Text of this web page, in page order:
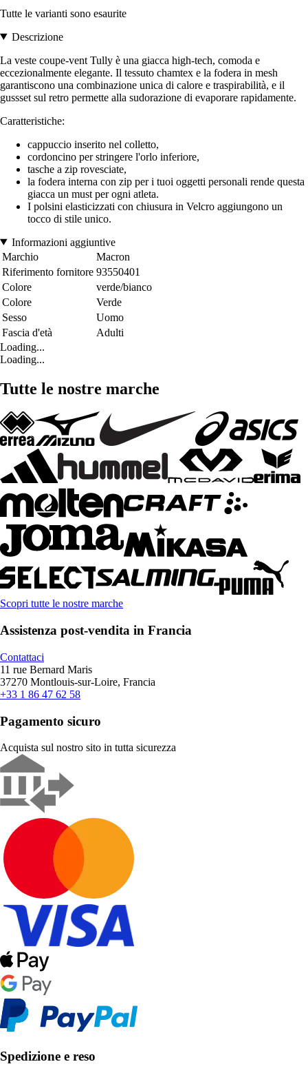
Tutte le varianti sono esaurite
Descrizione
La veste coupe-vent Tully è una giacca high-tech, comoda e
eccezionalmente elegante. Il tessuto chamtex e la fodera in mesh
garantiscono una combinazione unica di calore e traspirabilità, e il
gussset sul retro permette alla sudorazione di evaporare rapidamente.
Caratteristiche:
cappuccio inserito nel colletto,
cordoncino per stringere l'orlo inferiore,
tasche a zip rovesciate,
la fodera interna con zip per i tuoi oggetti personali rende questa
giacca un must per ogni atleta.
I polsini elasticizzati con chiusura in Velcro aggiungono un
tocco di stile unico.
Informazioni aggiuntive
Marchio
Macron
Riferimento fornitore 93550401
Colore
verde/bianco
Colore
Verde
Sesso
Uomo
Fascia d'età
Adulti
Loading...
Loading...
Tutte le nostre marche
Scopri tutte le nostre marche
Assistenza post-vendita in Francia
Contattaci
11 rue Bernard Maris
37270 Montlouis-sur-Loire, Francia
+33 1 86 47 62 58
Pagamento sicuro
Acquista sul nostro sito in tutta sicurezza
Spedizione e reso